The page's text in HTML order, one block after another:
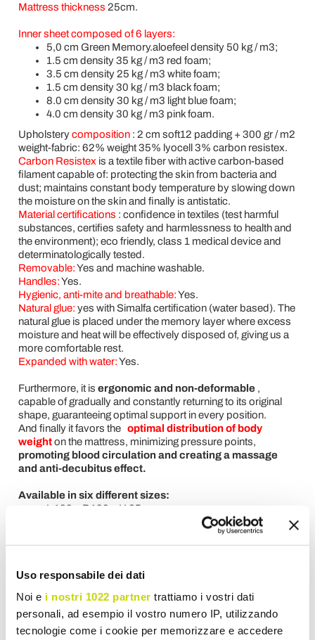
Uso responsabile dei dati
Noi e i nostri 1022 partner trattiamo i vostri dati
personali, ad esempio il vostro numero IP, utilizzando
tecnologie come i cookie per memorizzare e accedere
Mattress thickness 25cm.
Inner sheet composed of 6 layers:
5,0 cm Green Memory.aloefeel density 50 kg / m3;
1.5 cm density 35 kg / m3 red foam;
3.5 cm density 25 kg / m3 white foam;
1.5 cm density 30 kg / m3 black foam;
8.0 cm density 30 kg / m3 light blue foam;
4.0 cm density 30 kg / m3 pink foam.
Upholsterycomposition: 2 cm soft12 padding + 300 gr / m2
weight-fabric: 62% weight 35% lyocell 3% carbon resistex.
Carbon Resistex is a textile fiber with active carbon-based
filament capable of: protecting the skin from bacteria and
dust; maintains constant body temperature by slowing down
the moisture on the skin and finally is antistatic.
Material certifications : confidence in textiles (test harmful
substances, certifies safety and harmlessness to health and
the environment); eco friendly, class 1 medical device and
determinatologically tested.
Removable:Yes and machine washable.
Handles:Yes.
Hygienic, anti-mite and breathable:Yes.
Natural glue: yes with Simalfa certification (water based). The
natural glue is placed under the memory layer where excess
moisture and heat will be effectively disposed of, giving us a
more comfortable rest.
Expanded with water:Yes.
Furthermore, it is ergonomic and non-deformable,
capable of gradually and constantly returning to its original
shape, guaranteeing optimal support in every position.
And finally it favors the optimal distribution of body
weighton the mattress, minimizing pressure points,
promoting blood circulation and creating a massage
and anti-decubitus effect.
Available in six different sizes:
L 100 x P 190 x H 25 cm;
L 120 x P 190 x H 25 cm;
L 120 x P 200 x H 25 cm.
Rolled up:all mattresses are vacuum packed to make them
more manageable, to guarantee greater hygiene and to avoid
damage during transport.